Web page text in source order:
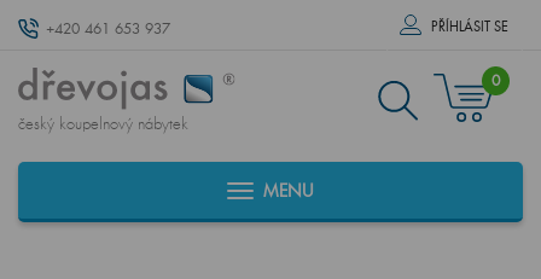
+420 461 653 937 PŘÍHLÁSIT SE
český koupelnový nábytek
0
MENU